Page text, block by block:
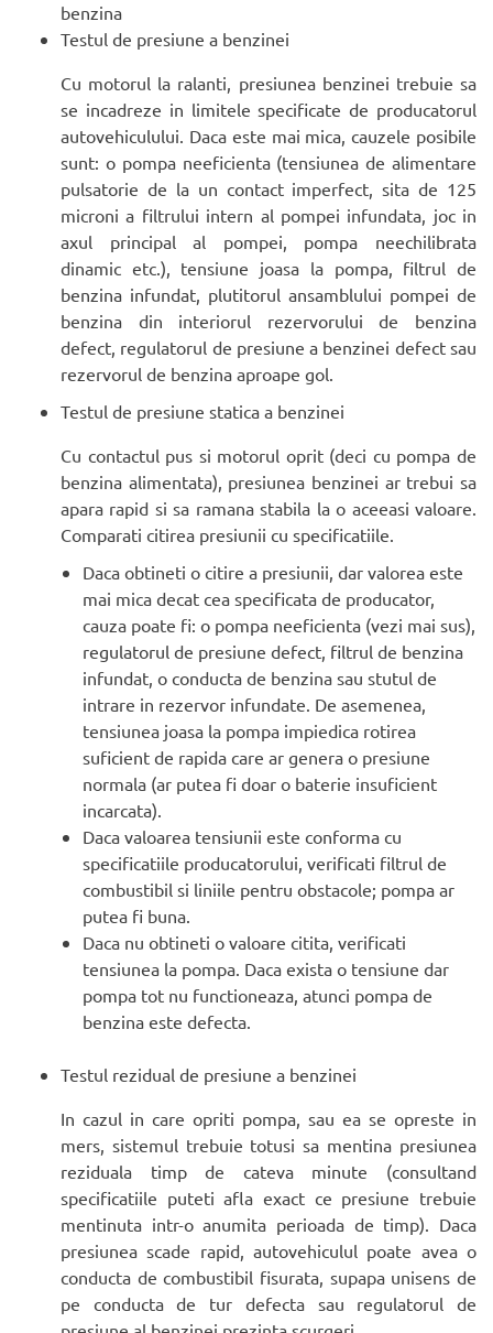
benzina
Testul de presiune a benzinei
Cu motorul la ralanti, presiunea benzinei trebuie sa
se incadreze in limitele specificate de producatorul
autovehiculului. Daca este mai mica, cauzele posibile
sunt: o pompa neeficienta (tensiunea de alimentare
pulsatorie de la un contact imperfect, sita de 125
microni a filtrului intern al pompei infundata, joc in
axul principal al pompei, pompa neechilibrata
dinamic etc.), tensiune joasa la pompa, filtrul de
benzina infundat, plutitorul ansamblului pompei de
benzina din interiorul rezervorului de benzina
defect, regulatorul de presiune a benzinei defect sau
rezervorul de benzina aproape gol.
Testul de presiune statica a benzinei
Cu contactul pus si motorul oprit (deci cu pompa de
benzina alimentata), presiunea benzinei ar trebui sa
apara rapid si sa ramana stabila la o aceeasi valoare.
Comparati citirea presiunii cu specificatiile.
Daca obtineti o citire a presiunii, dar valorea este
mai mica decat cea specificata de producator,
cauza poate fi: o pompa neeficienta (vezi mai sus),
regulatorul de presiune defect, filtrul de benzina
infundat, o conducta de benzina sau stutul de
intrare in rezervor infundate. De asemenea,
tensiunea joasa la pompa impiedica rotirea
suficient de rapida care ar genera o presiune
normala (ar putea fi doar o baterie insuficient
incarcata).
Daca valoarea tensiunii este conforma cu
specificatiile producatorului, verificati filtrul de
combustibil si liniile pentru obstacole; pompa ar
putea fi buna.
Daca nu obtineti o valoare citita, verificati
tensiunea la pompa. Daca exista o tensiune dar
pompa tot nu functioneaza, atunci pompa de
benzina este defecta.
Testul rezidual de presiune a benzinei
In cazul in care opriti pompa, sau ea se opreste in
mers, sistemul trebuie totusi sa mentina presiunea
reziduala timp de cateva minute (consultand
specificatiile puteti afla exact ce presiune trebuie
mentinuta intr-o anumita perioada de timp). Daca
presiunea scade rapid, autovehiculul poate avea o
conducta de combustibil fisurata, supapa unisens de
pe conducta de tur defecta sau regulatorul de